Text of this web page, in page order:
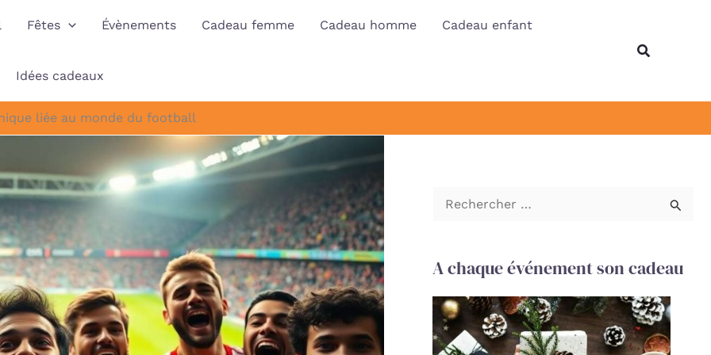
Fêtes Évènements Cadeau femme Cadeau homme Cadeau enfant
Idées cadeaux
liée au monde du football
c
e
r
A chaque événement son cadeau